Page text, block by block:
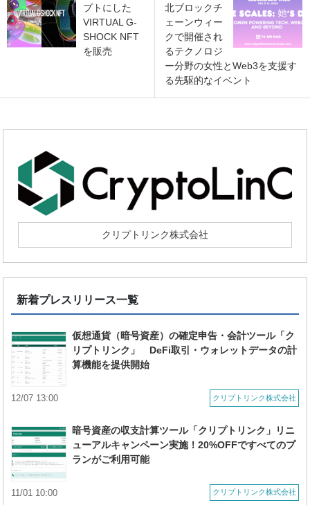
プトにした
VIRTUAL G-
SHOCK NFT
を販売
北ブロックチ
ェーンウィー
クで開催され
るテクノロジ
ー分野の女性とWeb3を支援す
る先駆的なイベント
クリプトリンク株式会社
新着プレスリリース一覧
仮想通貨（暗号資産）の確定申告・会計ツール「ク
リプトリンク」 DeFi取引・ウォレットデータの計
算機能を提供開始
クリプトリンク株式会社
12/07 13:00
暗号資産の収支計算ツール「クリプトリンク」リニ
ューアルキャンペーン実施！20%OFFですべてのプ
ランがご利用可能
クリプトリンク株式会社
11/01 10:00